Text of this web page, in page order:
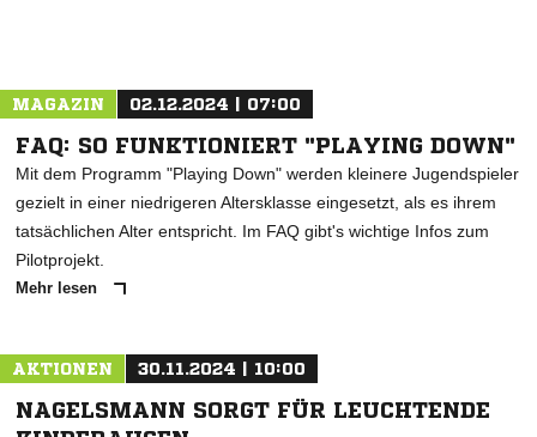
MAGAZIN 02.12.2024 | 07:00
FAQ: SO FUNKTIONIERT "PLAYING DOWN"
Mit dem Programm "Playing Down" werden kleinere Jugendspieler
gezielt in einer niedrigeren Altersklasse eingesetzt, als es ihrem
tatsächlichen Alter entspricht. Im FAQ gibt's wichtige Infos zum
Pilotprojekt.
Mehr lesen
AKTIONEN 30.11.2024 | 10:00
NAGELSMANN SORGT FÜR LEUCHTENDE